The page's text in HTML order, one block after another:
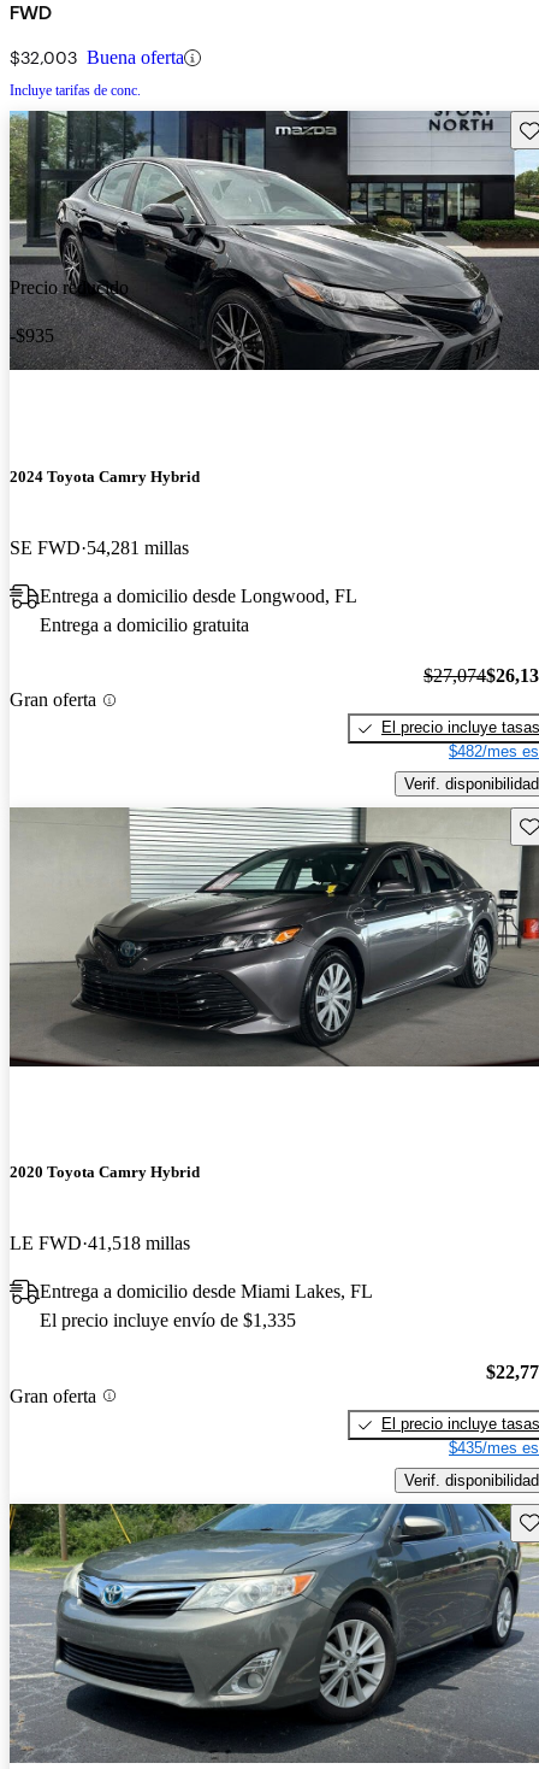
FWD
$32,003 Buena oferta
Incluye tarifas de conc.
Precio reducido
-$935
2024 Toyota Camry Hybrid
SE FWD 54,281 millas
Entrega a domicilio desde Longwood, FL
Entrega a domicilio gratuita
Gran oferta
$27,074
El precio incluye tasas
$482/mes
Verif. disponibilidad
2020 Toyota Camry Hybrid
LE FWD 41,518 millas
Entrega a domicilio desde Miami Lakes, FL
El precio incluye envío de $1,335
Gran oferta
El precio incluye tasas
$435/mes
Verif. disponibilidad